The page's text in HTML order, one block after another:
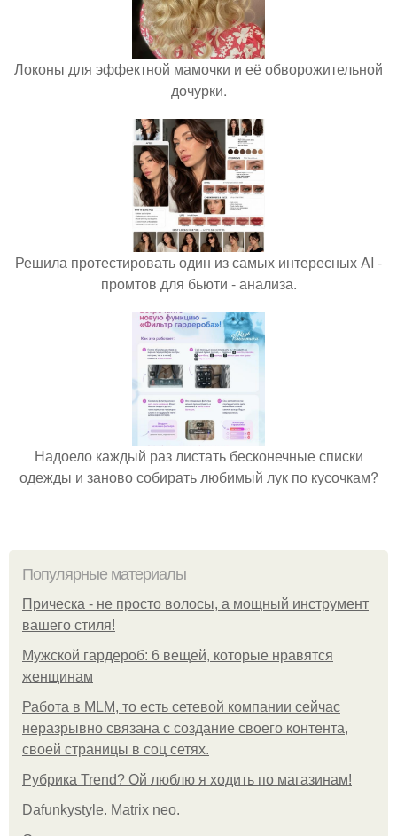
Локоны для эффектной мамочки и её обворожительной
дочурки.
Решила протестировать один из самых интересных AI -
промтов для бьюти - анализа.
Надоело каждый раз листать бесконечные списки
одежды и заново собирать любимый лук по кусочкам?
Популярные материалы
Прическа - не просто волосы, а мощный инструмент
вашего стиля!
Мужской гардероб: 6 вещей, которые нравятся
женщинам
Работа в MLM, то есть сетевой компании сейчас
неразрывно связана с создание своего контента,
своей страницы в соц сетях.
Рубрика Trend? Ой люблю я ходить по магазинам!
Dafunkystyle. Matrix neo.